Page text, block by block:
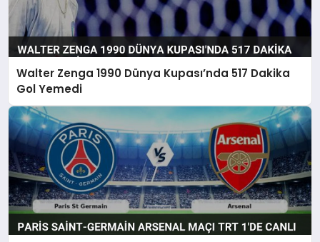
Walter Zenga 1990 Dünya Kupası’nda 517 Dakika
Gol Yemedi